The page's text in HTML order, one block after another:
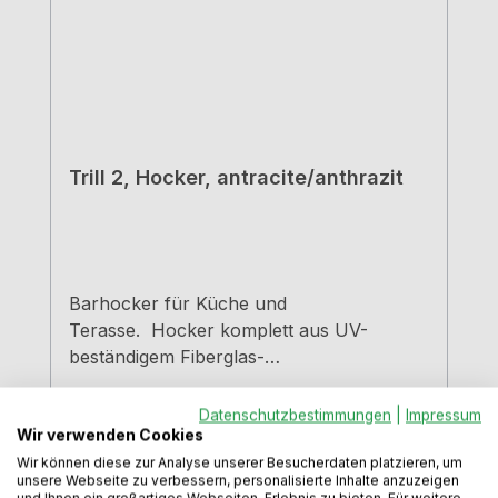
Trill 2, Hocker, antracite/anthrazit
Barhocker für Küche und
Terasse. Hocker komplett aus UV-
beständigem Fiberglas-
Polypropylen nachhaltig, da vollständig
recyclebar Indoor und Outdoor
einsetzbar geschlossene
Rückenlehne voll durchgefärbt,
Matteffekt mit rutschfesten
Datenschutzbestimmungen
Impressum
Wir verwenden Cookies
Wir können diese zur Analyse unserer Besucherdaten platzieren, um
unsere Webseite zu verbessern, personalisierte Inhalte anzuzeigen